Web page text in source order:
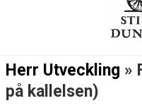
TRUPPEN
Herr Utveckling »
på kallelsen)